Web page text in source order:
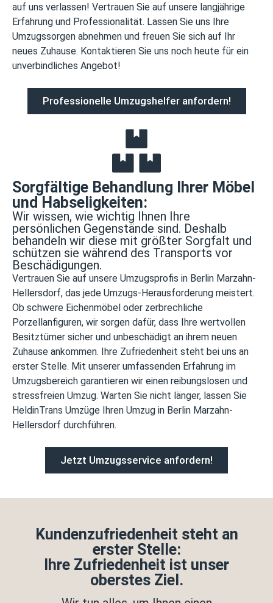
auf uns verlassen! Vertrauen Sie auf unsere langjährige
Erfahrung und Professionalität. Lassen Sie uns Ihre
Umzugssorgen abnehmen und freuen Sie sich auf Ihr
neues Zuhause. Kontaktieren Sie uns noch heute für ein
unverbindliches Angebot!
Professionelle Umzugshelfer anfordern!
Sorgfältige Behandlung Ihrer Möbel
und Habseligkeiten:
Wir wissen, wie wichtig Ihnen Ihre
persönlichen Gegenstände sind. Deshalb
behandeln wir diese mit größter Sorgfalt und
schützen sie während des Transports vor
Beschädigungen.
Vertrauen Sie auf unsere Umzugsprofis in Berlin Marzahn-
Hellersdorf, das jede Umzugs-Herausforderung meistert.
Ob schwere Eichenmöbel oder zerbrechliche
Porzellanfiguren, wir sorgen dafür, dass Ihre wertvollen
Besitztümer sicher und unbeschädigt an ihrem neuen
Zuhause ankommen. Ihre Zufriedenheit steht bei uns an
erster Stelle. Mit unserer umfassenden Erfahrung im
Umzugsbereich garantieren wir einen reibungslosen und
stressfreien Umzug. Warten Sie nicht länger, lassen Sie
HeldinTrans Umzüge Ihren Umzug in Berlin Marzahn-
Hellersdorf durchführen.
Jetzt Umzugsservice anfordern!
Kundenzufriedenheit steht an
erster Stelle:
Ihre Zufriedenheit ist unser
oberstes Ziel.